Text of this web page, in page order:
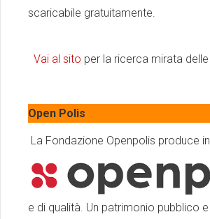
scaricabile gratuitamente.
Vai al sito per la ricerca mirata
Open Polis
La Fondazione Openpolis produce
e di qualità. Un patrimonio pubblico